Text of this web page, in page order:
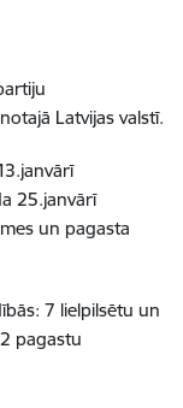
Latvijas valstī.
25.janvārī
un pagasta
7 lielpilsētu un
pagastu